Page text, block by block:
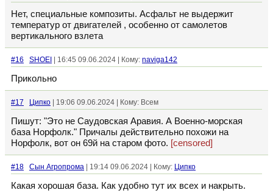
Нет, специальные композиты. Асфальт не выдержит
температур от двигателей , особенно от самолетов
вертикального взлета
#16 SHOEI | 16:45 09.06.2024 | Кому: naviga142
Прикольно
#17 Ципко | 19:06 09.06.2024 | Кому: Всем
Пишут: "Это не Саудовская Аравия. А Военно-морская
база Норфолк." Причалы действительно похожи на
Норфолк, вот он 69й на старом фото. [censored]
#18 Сын Агропрома | 19:14 09.06.2024 | Кому: Ципко
Какая хорошая база. Как удобно тут их всех и накрыть.